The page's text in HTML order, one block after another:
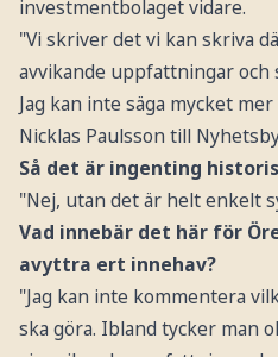
investmentbolaget vidare.
"Vi skriver det vi kan skriva
avvikande uppfattningar och
Jag kan inte säga mycket
Nicklas Paulsson till
Så det är ingenting
"Nej, utan det är helt enkelt
Vad innebär det här för
avyttra ert innehav?
"Jag kan inte kommentera
ska göra. Ibland tycker man